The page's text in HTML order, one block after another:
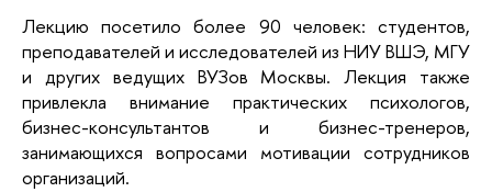
Лекцию посетило более 90 человек: студентов,
преподавателей и исследователей из НИУ ВШЭ, МГУ
и других ведущих ВУЗов Москвы. Лекция также
привлекла внимание практических психологов,
бизнес-консультантов и бизнес-тренеров,
занимающихся вопросами мотивации сотрудников
организаций.